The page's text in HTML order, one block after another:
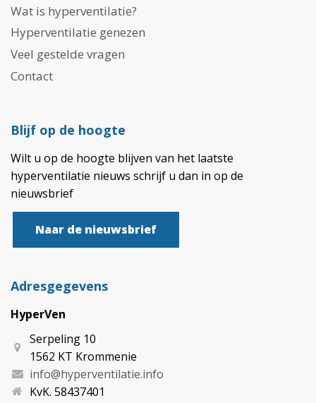
Wat is hyperventilatie?
Hyperventilatie genezen
Veel gestelde vragen
Contact
Blijf op de hoogte
Wilt u op de hoogte blijven van het laatste
hyperventilatie nieuws schrijf u dan in op de
nieuwsbrief
Naar de nieuwsbrief
Adresgegevens
HyperVen
Serpeling 10
1562 KT Krommenie
info@hyperventilatie.info
KvK. 58437401